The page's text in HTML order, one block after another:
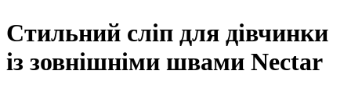
Стильний сліп для дівчинки
із зовнішніми швами Nectar